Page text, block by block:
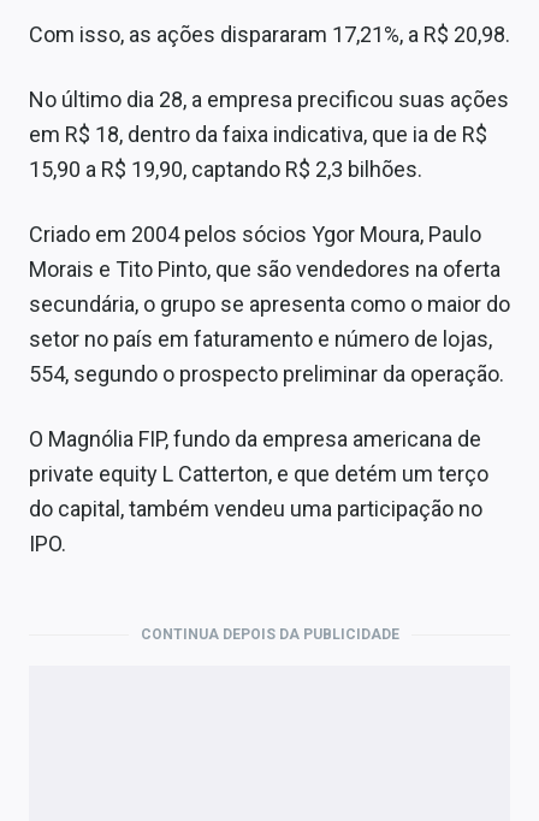
Tecnologia
Conteúdo de Marca
Sobre
Contato
Com isso, as ações dispararam 17,21%, a R$ 20,98.
No último dia 28, a empresa precificou suas ações
em R$ 18, dentro da faixa indicativa, que ia de R$
15,90 a R$ 19,90, captando R$ 2,3 bilhões.
Criado em 2004 pelos sócios Ygor Moura, Paulo
Morais e Tito Pinto, que são vendedores na oferta
secundária, o grupo se apresenta como o maior do
setor no país em faturamento e número de lojas,
554, segundo o prospecto preliminar da operação.
O Magnólia FIP, fundo da empresa americana de
private equity L Catterton, e que detém um terço
do capital, também vendeu uma participação no
IPO.
CONTINUA DEPOIS DA PUBLICIDADE